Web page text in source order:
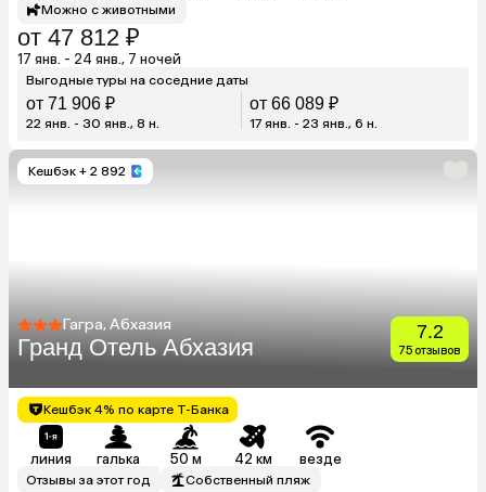
Можно с животными
от 47 812 ₽
17 янв. - 24 янв., 7 ночей
Выгодные туры на соседние даты
от 71 906 ₽
22 янв. - 30 янв., 8 н.
от 66 089 ₽
17 янв. - 23 янв., 6 н.
Кешбэк + 2 892
Гагра, Абхазия
Гранд Отель Абхазия
7.2
75 отзывов
Кешбэк 4% по карте Т-Банка
линия галька 50 м 42 км везде
Отзывы за этот год Собственный пляж